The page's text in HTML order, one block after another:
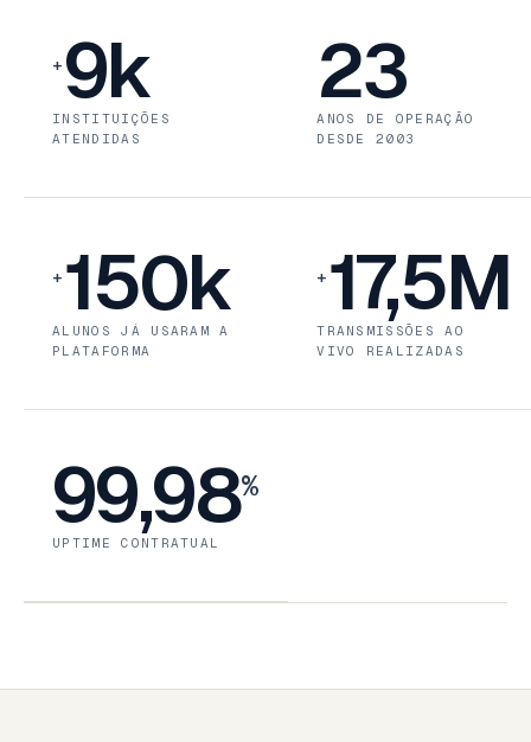
+ 9k
INSTITUIÇÕES
ATENDIDAS
23
ANOS DE OPERAÇÃO
DESDE 2003
+ 150k
ALUNOS JÁ USARAM A
PLATAFORMA
+ 17,5M
TRANSMISSÕES AO
VIVO REALIZADAS
99,98%
UPTIME CONTRATUAL